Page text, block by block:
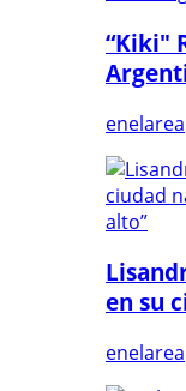
“Kiki"
enelarea
en su
enelarea